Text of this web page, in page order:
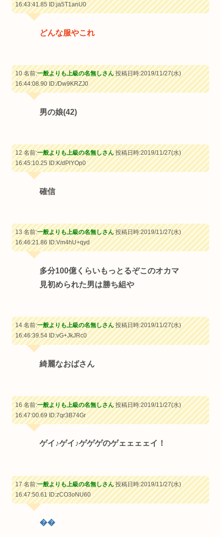
16:43:41.85ID:ja5T1anU0
どんな服やこれ
10 名前:一般よりも上級の名無しさん投稿日時:2019/11/27(水)
16:44:08.90ID:/Dw9KRZJ0
男の娘(42)
12 名前:一般よりも上級の名無しさん投稿日時:2019/11/27(水)
16:45:10.25ID:K/dPlYOp0
確信
13 名前:一般よりも上級の名無しさん投稿日時:2019/11/27(水)
16:46:21.86ID:Vm4hU+qyd
多分100億くらいもっとるぞこのオカマ
見初められた男は勝ち組や
14 名前:一般よりも上級の名無しさん投稿日時:2019/11/27(水)
16:46:39.54ID:vG+JkJRc0
綺麗なおばさん
16 名前:一般よりも上級の名無しさん投稿日時:2019/11/27(水)
16:47:00.69ID:7qr3B74Gr
ゲイ♪ゲイ♪ゲゲゲのゲェェェェイ！
17 名前:一般よりも上級の名無しさん投稿日時:2019/11/27(水)
16:47:50.61ID:zCO3oNU60
��